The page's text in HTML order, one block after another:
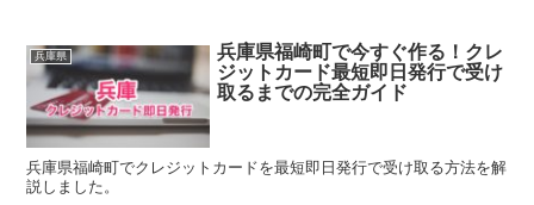
兵庫県
兵庫県福崎町で今すぐ作る！クレ
ジットカード最短即日発行で受け
取るまでの完全ガイド
兵庫県福崎町でクレジットカードを最短即日発行で受け取る方法を解
説しました。